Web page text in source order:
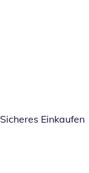
Sicheres Einkaufen